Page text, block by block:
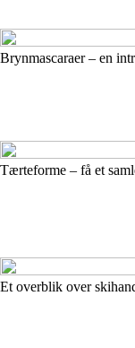
Brynmascaraer – en
Tærteforme – få et
Et overblik over